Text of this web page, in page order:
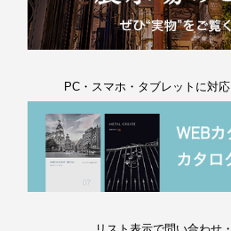
PC・スマホ・タブレットに対